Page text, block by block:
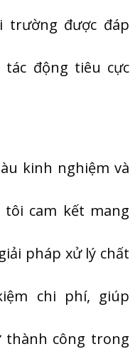
trường được đáp
động tiêu cực
kinh nghiệm và
tôi cam kết mang
pháp xử lý chất
chi phí, giúp
thành công trong